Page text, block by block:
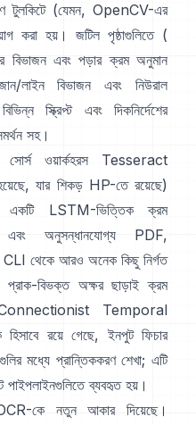
টুলকিটে (যেমন, OpenCV-এর
করা হয়। জটিল পৃষ্ঠাগুলিতে (
বিভাজন এবং পড়ার ক্রম অনুমান
লাইন বিভাজন এবং নিউরাল
স্ক্রিপ্ট এবং দিকনির্দেশের
সহ।
ওয়ার্কহরস
Tesseract
যার শিকড় HP-তে রয়েছে)
একটি LSTM-ভিত্তিক ক্রম
এবং অনুসন্ধানযোগ্য PDF,
CLI থেকে আরও অনেক কিছু নির্গত
প্রাক-বিভক্ত অক্ষর ছাড়াই ক্রম
Temporal
হিসাবে রয়ে গেছে, ইনপুট ফিচার
মধ্যে প্রান্তিককরণ শেখা; এটি
পাইপলাইনগুলিতে ব্যবহৃত হয়।
কে নতুন আকার দিয়েছে।